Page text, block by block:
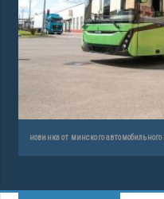
новинка от минского